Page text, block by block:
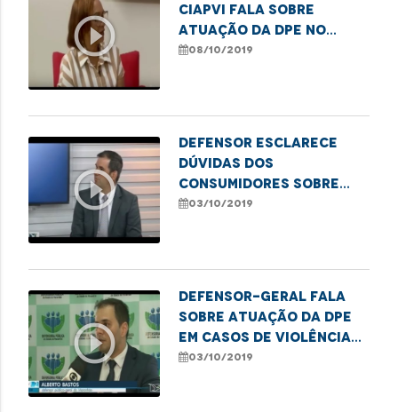
play_circle_outline
CIAPVI fala sobre
atuação da DPE no
combate à violência
08/10/2019
play_circle_outline
Defensor esclarece
dúvidas dos
consumidores sobre
audiência de
03/10/2019
play_circle_outline
Defensor-geral fala
sobre atuação da DPE
em casos de violência
contra idosos
03/10/2019